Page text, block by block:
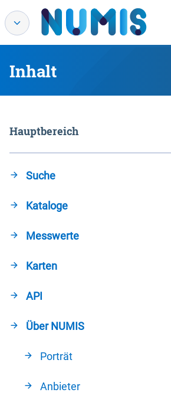
Inhalt
Hauptbereich
Suche
Kataloge
Messwerte
Karten
API
Über NUMIS
Porträt
Anbieter